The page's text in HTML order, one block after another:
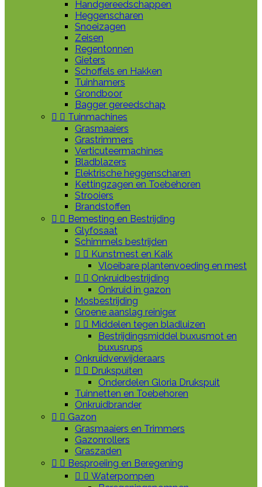
Handgereedschappen
Heggenscharen
Snoeizagen
Zeisen
Regentonnen
Gieters
Schoffels en Hakken
Tuinhamers
Grondboor
Bagger gereedschap
  Tuinmachines
Grasmaaiers
Grastrimmers
Verticuteermachines
Bladblazers
Elektrische heggenscharen
Kettingzagen en Toebehoren
Strooiers
Brandstoffen
  Bemesting en Bestrijding
Glyfosaat
Schimmels bestrijden
  Kunstmest en Kalk
Vloeibare plantenvoeding en mest
  Onkruidbestrijding
Onkruid in gazon
Mosbestrijding
Groene aanslag reiniger
  Middelen tegen bladluizen
Bestrijdingsmiddel buxusmot en
buxusrups
Onkruidverwijderaars
  Drukspuiten
Onderdelen Gloria Drukspuit
Tuinnetten en Toebehoren
Onkruidbrander
  Gazon
Grasmaaiers en Trimmers
Gazonrollers
Graszaden
  Besproeiing en Beregening
  Waterpompen